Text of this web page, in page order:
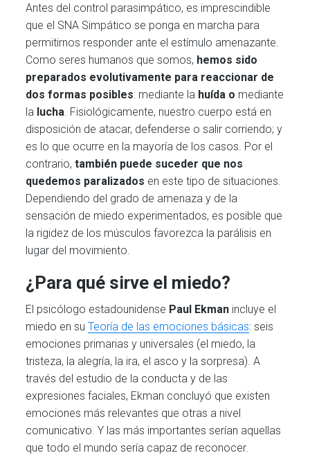
Antes del control parasimpático, es imprescindible
que el SNA Simpático se ponga en marcha para
permitirnos responder ante el estímulo amenazante.
Como seres humanos que somos, hemos sido
preparados evolutivamente para reaccionar de
dos formas posibles: mediante la huída o mediante
la lucha . Fisiológicamente, nuestro cuerpo está en
disposición de atacar, defenderse o salir corriendo; y
es lo que ocurre en la mayoría de los casos. Por el
contrario,también puede suceder que nos
quedemos paralizados en este tipo de situaciones.
Dependiendo del grado de amenaza y de la
sensación de miedo experimentados, es posible que
la rigidez de los músculos favorezca la parálisis en
lugar del movimiento.
¿Para qué sirve el miedo?
El psicólogo estadounidense Paul Ekman incluye el
miedo en suTeoría de las emociones básicas: seis
emociones primarias y universales (el miedo, la
tristeza, la alegría, la ira, el asco y la sorpresa). A
través del estudio de la conducta y de las
expresiones faciales, Ekman concluyó que existen
emociones más relevantes que otras a nivel
comunicativo. Y las más importantes serían aquellas
que todo el mundo sería capaz de reconocer.